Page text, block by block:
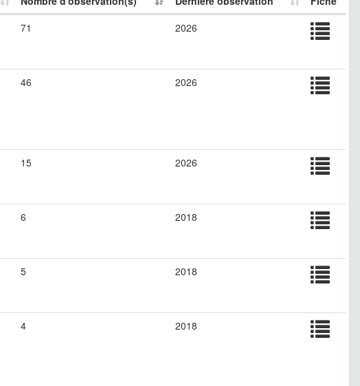
71 2026
46 2026
15 2026
6 2018
5 2018
4 2018